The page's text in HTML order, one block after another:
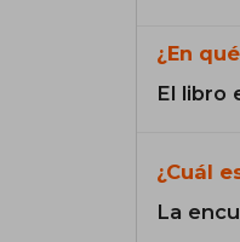
¿En
El libro
¿Cuál
La